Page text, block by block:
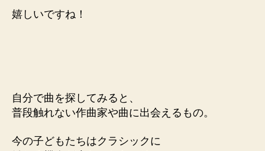
嬉しいですね！
自分で曲を探してみると、
普段触れない作曲家や曲に出会えるもの。
今の子どもたちはクラシックに